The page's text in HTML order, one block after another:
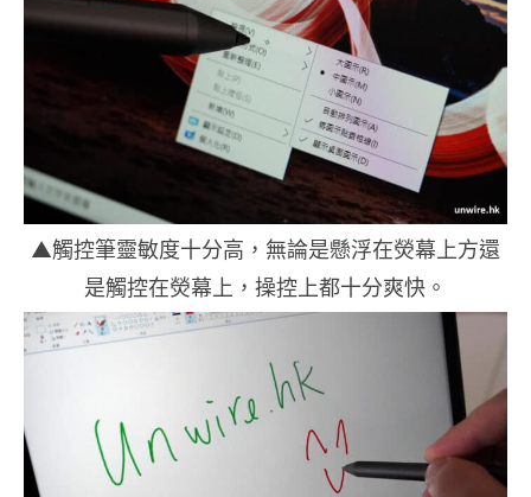
▲觸控筆靈敏度十分高，無論是懸浮在熒幕上方還
是觸控在熒幕上，操控上都十分爽快。